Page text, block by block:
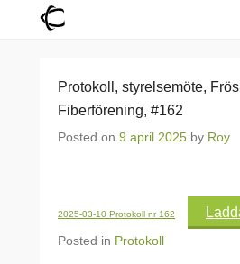
Protokoll, styrelsemöte,
Fiberförening, #162
Posted on 9 april 2025 by Roy
2025-03-10 Protokoll nr 162
Posted in Protokoll